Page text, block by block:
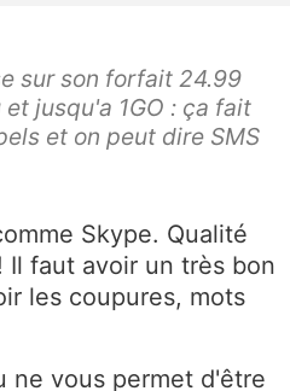
sur son forfait 24.99
jusqu'a 1GO : ça fait
et on peut dire SMS
Skype. Qualité
Il faut avoir un très bon
les coupures, mots
ne vous permet d'être